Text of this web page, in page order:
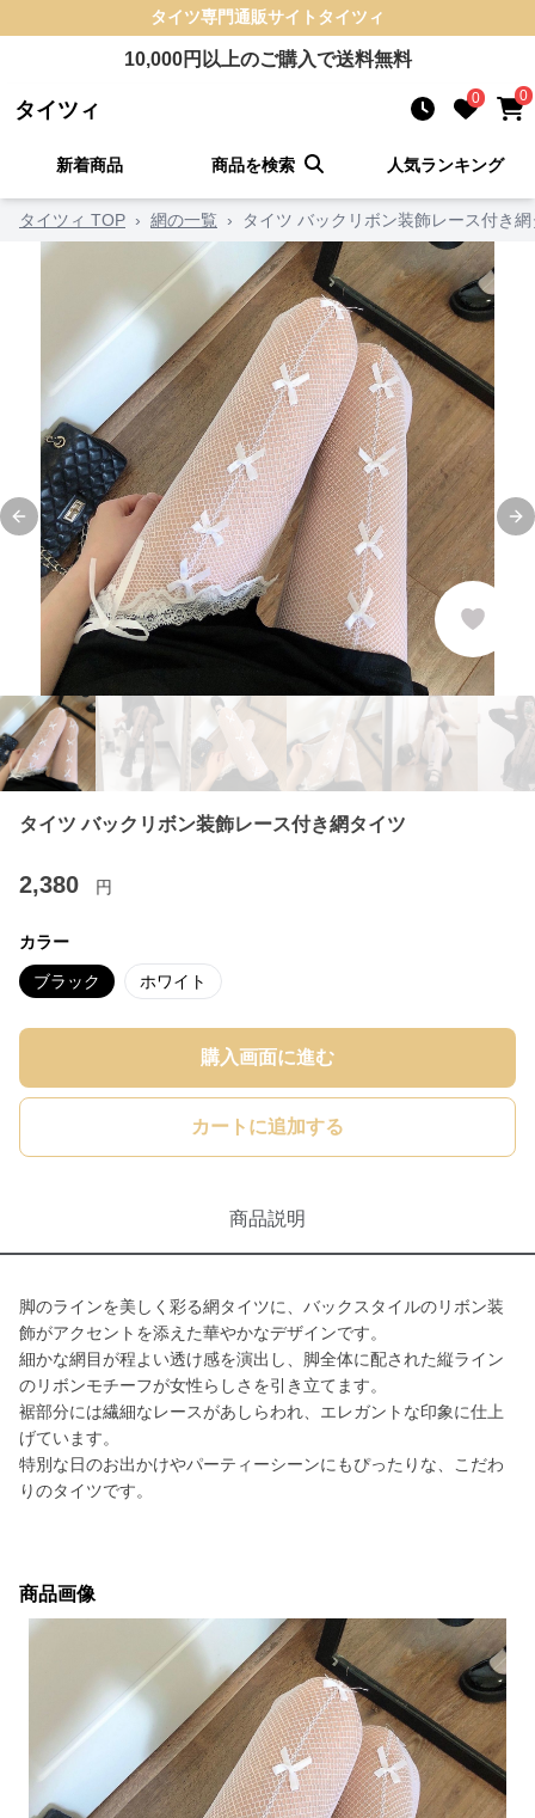
タイツ専門通販サイト タイツィ
10,000円以上のご購入で送料無料
タイツィ 0 0
新着商品 商品を検索 人気ランキング
タイツィ TOP › 網の一覧 › タイツ バックリボン装飾レース付き
Previous slide
タイツ バックリボン装飾レース付き網タイツ
2,380 円
カラー
ブラック ホワイト
購入画面に進む
カートに追加する
商品説明
脚のラインを美しく彩る網タイツに、バックスタイルのリボン装
飾がアクセントを添えた華やかなデザインです。
細かな網目が程よい透け感を演出し、脚全体に配された縦ライン
のリボンモチーフが女性らしさを引き立てます。
裾部分には繊細なレースがあしらわれ、エレガントな印象に仕上
げています。
特別な日のお出かけやパーティーシーンにもぴったりな、こだわ
りのタイツです。
商品画像